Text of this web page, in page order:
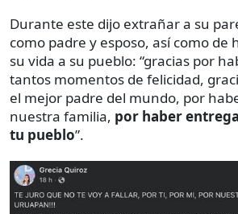
Durante este dijo extrañar a su
como padre y esposo, así como de
su vida a su pueblo: “gracias por
tantos momentos de felicidad,
el mejor padre del mundo, por
nuestra familia, por haber
tu pueblo”.